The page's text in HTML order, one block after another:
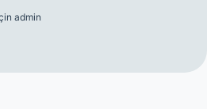
admin